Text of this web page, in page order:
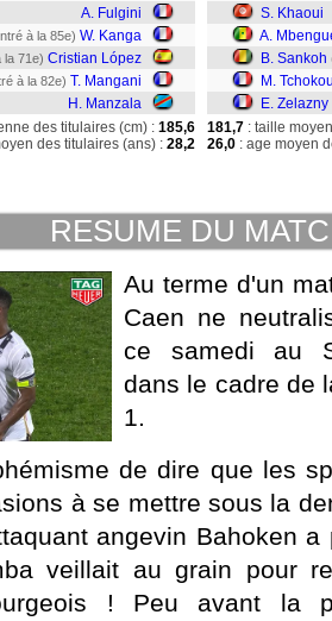
A. Fulgini
à la 85e) W. Kanga
la 71e) Cristian López
à la 82e) T. Mangani
H. Manzala
S. Khaoui
A.
B. Sankoh
M.
E. Zelazny
des titulaires (cm) : 185,6
des titulaires (ans) : 28,2
181,7 : taille
26,0 : age moyen
RESUME DU
Au terme d'un
Caen ne
ce samedi au
dans le cadre de
1.
de dire que les
à se mettre sous la
angevin Bahoken
veillait au grain pour
! Peu avant la